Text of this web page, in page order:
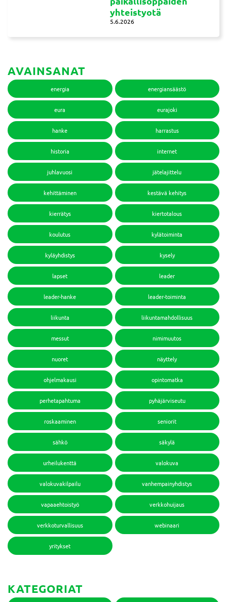
yhteistyotä
5.6.2026
AVAINSANAT
energia energiansäästö
eura eurajoki
hanke harrastus
historia internet
juhlavuosi jätelajittelu
kehittäminen kestävä kehitys
kierrätys kiertotalous
koulutus kylätoiminta
kyläyhdistys kysely
lapset leader
leader-hanke leader-toiminta
liikunta liikuntamahdollisuus
messut nimimuutos
nuoret näyttely
ohjelmakausi opintomatka
perhetapahtuma pyhäjärviseutu
roskaaminen seniorit
sähkö säkylä
urheilukenttä valokuva
valokuvakilpailu vanhempainyhdistys
vapaaehtoistyö verkkohuijaus
verkkoturvallisuus webinaari
yritykset
KATEGORIAT